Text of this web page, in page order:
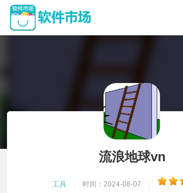
流浪地球vn
工具 时间：2024-08-07